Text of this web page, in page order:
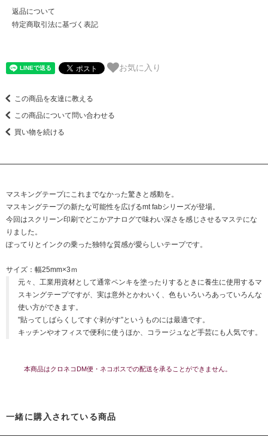
返品について
特定商取引法に基づく表記
お気に入り
この商品を友達に教える
この商品について問い合わせる
買い物を続ける
マスキングテープにこれまでなかった驚きと感動を。
マスキングテープの新たな可能性を広げるmt fabシリーズが登場。
今回はスクリーン印刷でどこかアナログで味わい深さを感じさせるマステにな
りました。
ぽってりとインクの乗った独特な質感が愛らしいテープです。
サイズ：幅25mm×3ｍ
元々、工業用資材として通常ペンキを塗ったりするときに養生に使用するマ
スキングテープですが、実は意外とかわいく、色もいろいろあっていろんな
使い方ができます。
"貼ってしばらくしてすぐ剥がす”というものには最適です。
キッチンやオフィスで便利に使うほか、コラージュなど手芸にも人気です。
本商品はクロネコDM便・ネコポスでの配送を承ることができません。
一緒に購入されている商品